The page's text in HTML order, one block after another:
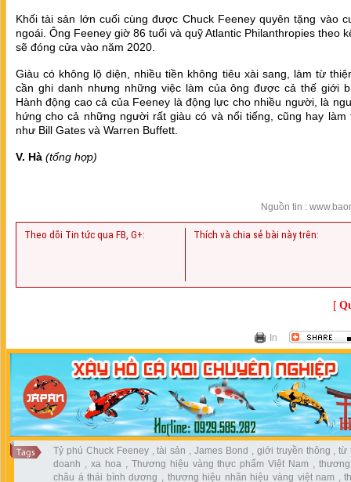
Khối tài sản lớn cuối cùng được Chuck Feeney quyên tặng vào
ngoái. Ông Feeney giờ 86 tuổi và quỹ Atlantic Philanthropies theo
sẽ đóng cửa vào năm 2020.
Giàu có không lộ diện, nhiều tiền không tiêu xài sang, làm từ
cần ghi danh nhưng những việc làm của ông được cả thế giới
Hành động cao cả của Feeney là động lực cho nhiều người, là
hứng cho cả những người rất giàu có và nổi tiếng, cũng hay làm
như Bill Gates và Warren Buffett.
V. Hà (tổng hợp)
Nguồn tin :
Theo dõi Tin tức qua FB, G+: Thích và chia sẻ bài này trên:
[
In
Tỷ phú Chuck Feeney,tài sản ,James Bond , giới truyền thông ,từ
doanh , xa hoa, Thương hiệu vàng thực phẩm Việt Nam ,
châu á thái bình dương , thương hiệu nhãn hiệu vàng việt nam ,